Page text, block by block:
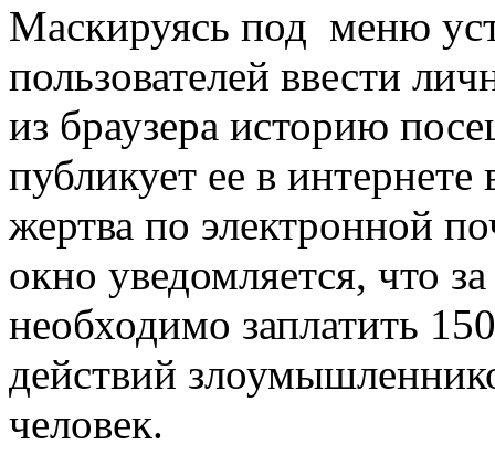
Маскируясь под меню
пользователей ввести
из браузера историю
публикует ее в
жертва по электронной
окно уведомляется, что
необходимо заплатить
действий
человек.